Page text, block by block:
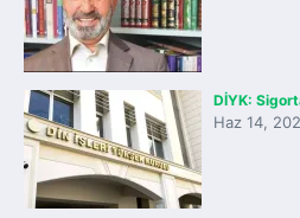
DİYK:
Haz 14,